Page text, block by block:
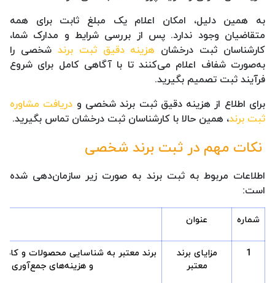
به همین دلیل، امکان اعلام یک مبلغ ثابت برای همه
متقاضیان وجود ندارد. پس از بررسی شرایط و مدارک شما،
کارشناسان ثبت درخشان هزینه دقیق ثبت برند شخصی را
به‌صورت شفاف اعلام می‌کنند تا با آگاهی کامل برای شروع
فرآیند ثبت تصمیم بگیرید.
برای اطلاع از هزینه دقیق ثبت برند شخصی و دریافت مشاوره
ثبت برند، همین حالا با کارشناسان ثبت درخشان تماس بگیرید.
نکات مهم در ثبت برند شخصی
اطلاعات مربوط به ثبت برند به صورت زیر سازمان‌دهی شده
است:
شماره عنوان
1
مزایای برند
معتبر
برند معتبر به شناسایی محصولات و
و هزینه‌های جمع‌آوری